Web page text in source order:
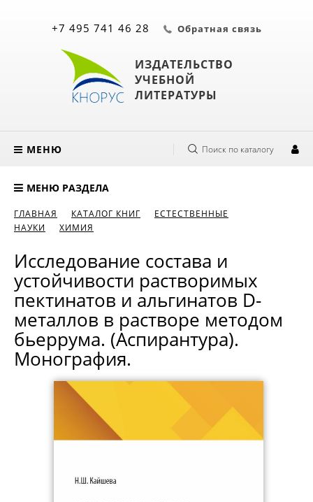
ИЗДАТЕЛЬСТВО
УЧЕБНОЙ
ЛИТЕРАТУРЫ
+7 495 741 46 28 Обратная связь
МЕНЮ Поиск по каталогу
МЕНЮ РАЗДЕЛА
ГЛАВНАЯ КАТАЛОГ КНИГ
ЕСТЕСТВЕННЫЕ
НАУКИ
ХИМИЯ
Исследование состава и
устойчивости растворимых
пектинатов и альгинатов D-
металлов в растворе методом
бьеррума. (Аспирантура).
Монография.